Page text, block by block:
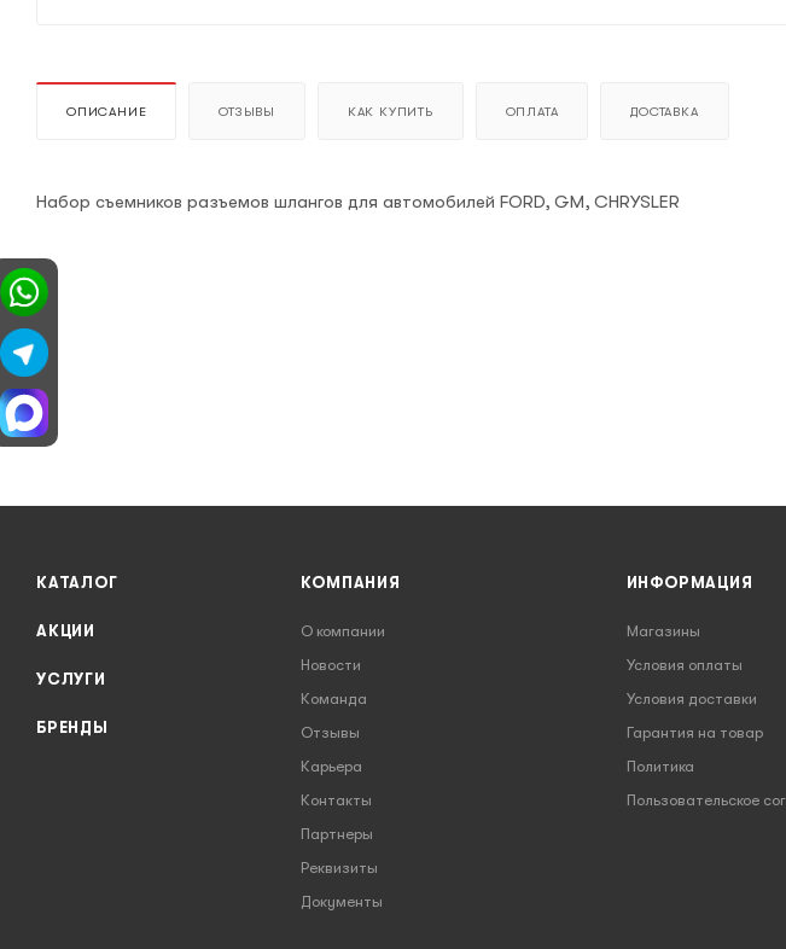
ОПИСАНИЕ ОТЗЫВЫ КАК КУПИТЬ ОПЛАТА ДОСТАВКА
Набор съемников разъемов шлангов для автомобилей FORD, GM, CHRYSLER
КАТАЛОГ
АКЦИИ
УСЛУГИ
БРЕНДЫ
КОМПАНИЯ
О компании
Новости
Команда
Отзывы
Карьера
Контакты
Партнеры
Реквизиты
Документы
ИНФОРМАЦИЯ
Магазины
Условия оплаты
Условия доставки
Гарантия на товар
Политика
Пользовательское